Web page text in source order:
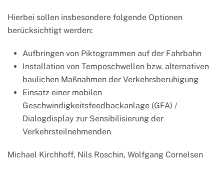
Hierbei sollen insbesondere folgende Optionen
berücksichtigt werden:
Aufbringen von Piktogrammen auf der Fahrbahn
Installation von Temposchwellen bzw. alternativen
baulichen Maßnahmen der Verkehrsberuhigung
Einsatz einer mobilen
Geschwindigkeitsfeedbackanlage (GFA) /
Dialogdisplay zur Sensibilisierung der
Verkehrsteilnehmenden
Michael Kirchhoff, Nils Roschin, Wolfgang Cornelsen